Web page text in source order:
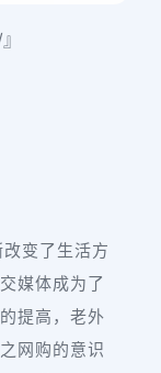
变了生活方
媒体成为了
提高，老外
网购的意识